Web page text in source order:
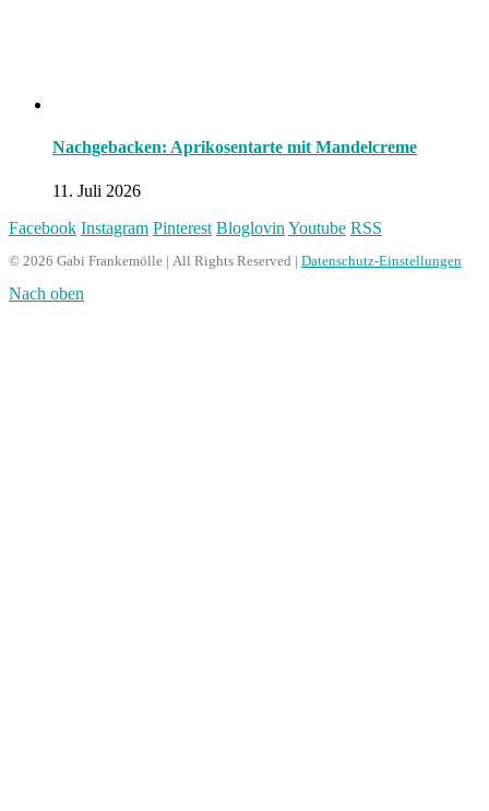
Nachgebacken: Aprikosentarte mit Mandelcreme
11. Juli 2026
Facebook Instagram Pinterest Bloglovin Youtube RSS
© 2026 Gabi Frankemölle | All Rights Reserved | Datenschutz-Einstellungen
Nach oben